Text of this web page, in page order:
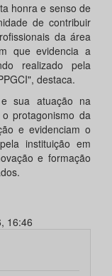
honra e senso de
de contribuir
da área
que evidencia a
realizado pela
destaca.
sua atuação na
protagonismo da
e evidenciam o
instituição em
e formação
16:46